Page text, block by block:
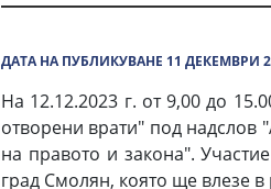
ДАТА НА ПУБЛИКУВАНЕ 11 ДЕКЕМВРИ
На 12.12.2023 г. от 9,00 до
отворени врати" под надслов
на правото и закона".
град Смолян, която ще влезе